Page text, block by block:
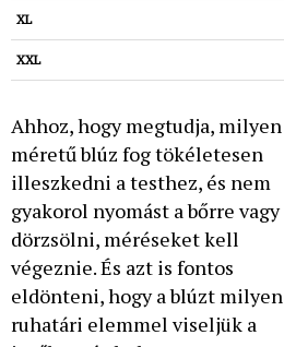
Ahhoz, hogy megtudja, milyen
méretű blúz fog tökéletesen
illeszkedni a testhez, és nem
gyakorol nyomást a bőrre vagy
dörzsölni, méréseket kell
végeznie. És azt is fontos
eldönteni, hogy a blúzt milyen
ruhatári elemmel viseljük a